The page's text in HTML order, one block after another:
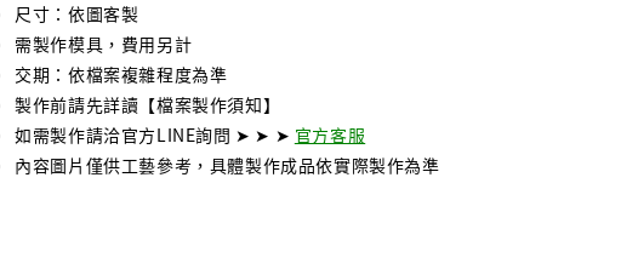
尺寸：依圖客製
需製作模具，費用另計
交期：依檔案複雜程度為準
製作前請先詳讀【檔案製作須知】
如需製作請洽官方LINE詢問 ➤ ➤ ➤ 官方客服
內容圖片僅供工藝參考，具體製作成品依實際製作為準